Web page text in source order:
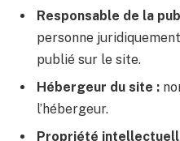
Responsable de la
personne
publié sur le site.
Hébergeur du site :
l’hébergeur.
Propriété